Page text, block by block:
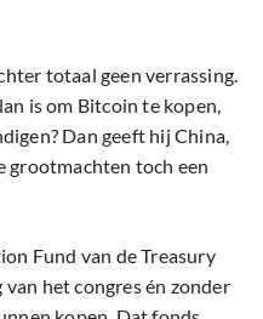
totaal geen verrassing.
is om Bitcoin te kopen,
Dan geeft hij China,
grootmachten toch een
Fund van de Treasury
het congres én zonder